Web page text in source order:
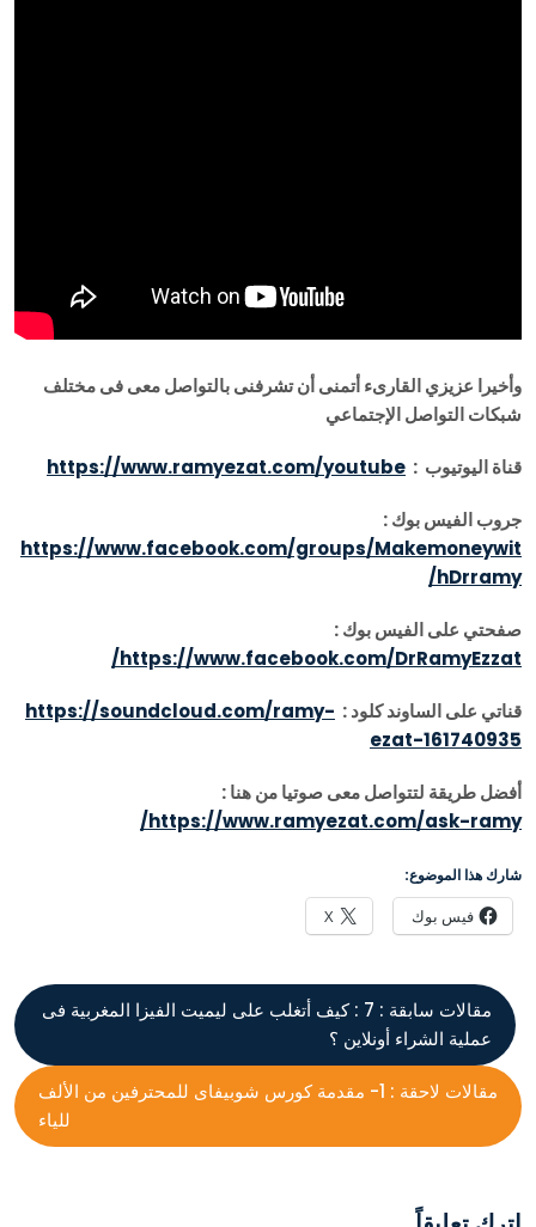
وأخيرا عزيزي القارىء أتمنى أن تشرفنى بالتواصل معى فى مختلف
شبكات التواصل الإجتماعي
قناة اليوتيوب :
https://www.ramyezat.com/youtube
جروب الفيس بوك:
https://www.facebook.com/groups/Makemoneywit
hDrramy/
صفحتي على الفيس بوك:
https://www.facebook.com/DrRamyEzzat/
قناتي على الساوند كلود:
https://soundcloud.com/ramy-
ezat-161740935
أفضل طريقة لتتواصل معى صوتيا من هنا:
https://www.ramyezat.com/ask-ramy/
شارك هذا الموضوع:
فيس بوك X
مقالات سابقة :
7 : كيف أتغلب على ليميت الفيزا المغربية فى
عملية الشراء أونلاين ؟
مقالات لاحقة : 1- مقدمة كورس شوبيفاى للمحترفين من الألف
للياء